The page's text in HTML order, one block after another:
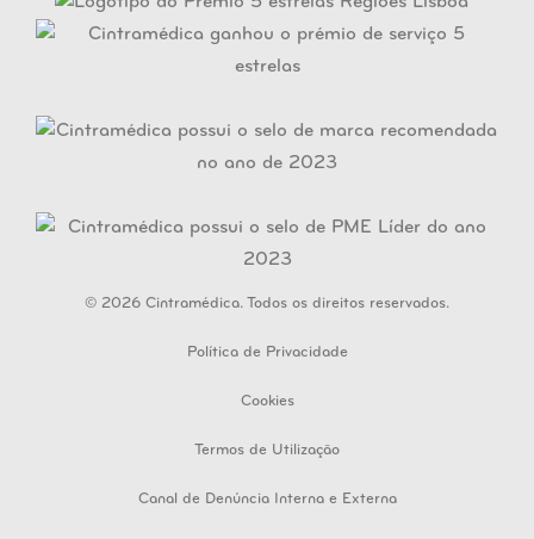
© 2026 Cintramédica. Todos os direitos reservados.
Política de Privacidade
Cookies
Termos de Utilização
Canal de Denúncia Interna e Externa